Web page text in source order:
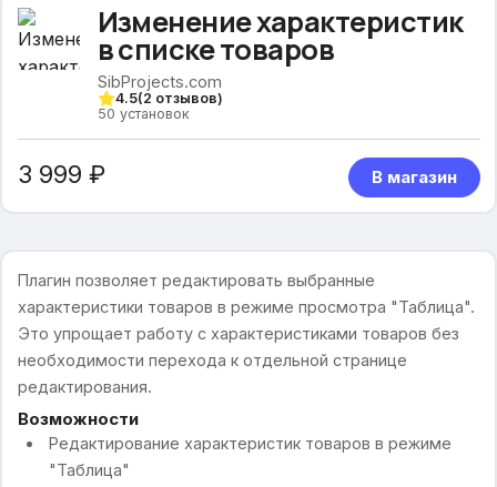
Изменение характеристик
в списке товаров
SibProjects.com
4.5(2 отзывов)
50 установок
3 999 ₽ В магазин
Плагин позволяет редактировать выбранные
характеристики товаров в режиме просмотра "Таблица".
Это упрощает работу с характеристиками товаров без
необходимости перехода к отдельной странице
редактирования.
Возможности
Редактирование характеристик товаров в режиме
"Таблица"